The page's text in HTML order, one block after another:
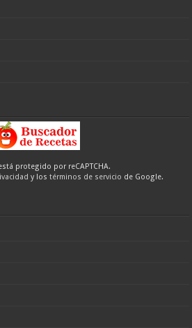
protegido por reCAPTCHA.
y los términos de servicio de Google.